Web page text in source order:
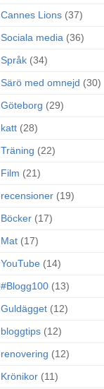
Cannes Lions (37)
Sociala media (36)
Språk (34)
Särö med omnejd (30)
Göteborg (29)
katt (28)
Träning (22)
Film (21)
recensioner (19)
Böcker (17)
Mat (17)
YouTube (14)
#Blogg100 (13)
Guldägget (12)
bloggtips (12)
renovering (12)
Krönikor (11)